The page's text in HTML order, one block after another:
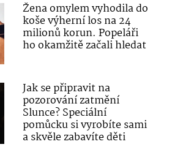
Žena omylem vyhodila do
koše výherní los na 24
milionů korun. Popeláři
ho okamžitě začali hledat
Jak se připravit na
pozorování zatmění
Slunce? Speciální
pomůcku si vyrobíte sami
a skvěle zabavíte děti